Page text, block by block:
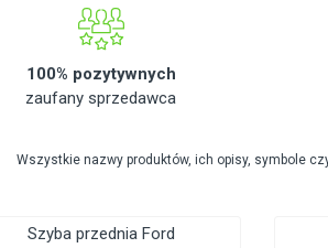
100% pozytywnych
zaufany sprzedawca
Wszystkie nazwy produktów, ich opisy, symbole
Szyba przednia Ford